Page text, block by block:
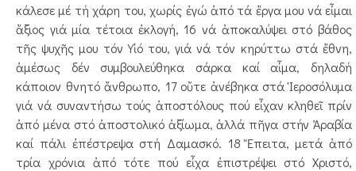
κάλεσε μέ τή χάρη του, χωρίς ἐγώ ἀπό τά ἔργα μου νά εἶμαι
ἄξιος γιά μία τέτοια ἐκλογή, 16 νά ἀποκαλύψει στό βάθος
τῆς ψυχῆς μου τόν Υἱό του, γιά νά τόν κηρύττω στά ἔθνη,
ἀμέσως δέν συμβου­λεύ­­­­­­θηκα σάρκα καί αἷμα, δηλαδή
κάποιον θνητό ἄν­θρω­­πο, 17 οὔτε ἀνέβηκα στά Ἱεροσόλυμα
γιά νά συναντήσω τούς ἀποστόλους πού εἶχαν κληθεῖ πρίν
ἀπό μένα στό ἀποστολικό ἀξίωμα, ἀλλά πῆγα στήν Ἀραβία
καί πάλι ἐπέστρεψα στή Δαμασκό. 18 Ἔπειτα, μετά ἀπό
τρία χρόνια ἀπό τότε πού εἶχα ἐπι­­στρέψει στό Χριστό,